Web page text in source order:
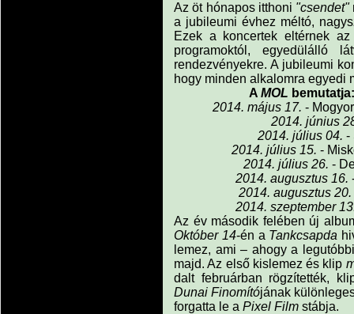
Az öt hónapos itthoni "csendet"
a jubileumi évhez méltó,
Ezek a koncertek eltérnek
programoktól, egyedülálló
rendezvényekre. A jubileumi
hogy minden alkalomra egyedi
A MOL
2014. május 17. -
2014. június
2014. július 04. -
2014. július 15. -
2014. július 26. -
2014. augusztus 16.
2014. augusztus 20.
2014. szeptember
Az év második felében új
Október 14-én a Tankcsapda
lemez, ami – ahogy a
majd. Az első kislemez és klip
dalt februárban rögzítették,
Dunai Finomítójának
forgatta le a Pixel Film stábja.